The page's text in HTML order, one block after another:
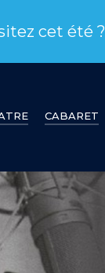
cet été ?
CABARET